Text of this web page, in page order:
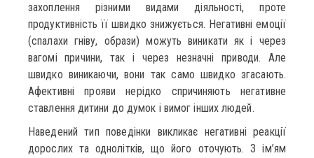
захоплення різними видами діяльності, проте
продуктивність її швидко знижується. Негативні емоції
(спалахи гніву, образи) можуть виникати як і через
вагомі причини, так і через незначні приводи. Але
швидко виникаючи, вони так само швидко згасають.
Афективні прояви нерідко спричиняють негативне
ставлення дитини до думок і вимог інших людей.
Наведений тип поведінки викликає негативні реакції
дорослих та однолітків, що його оточують. З ім’ям